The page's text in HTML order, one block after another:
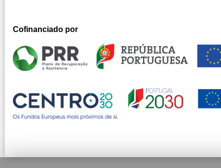
Cofinanciado por